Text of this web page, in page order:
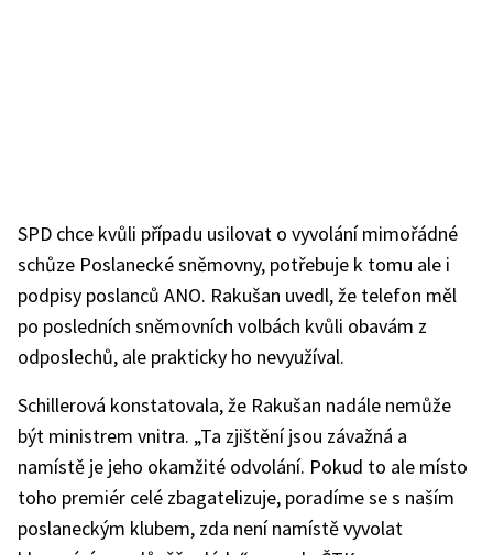
SPD chce kvůli případu usilovat o vyvolání mimořádné
schůze Poslanecké sněmovny, potřebuje k tomu ale i
podpisy poslanců ANO. Rakušan uvedl, že telefon měl
po posledních sněmovních volbách kvůli obavám z
odposlechů, ale prakticky ho nevyužíval.
Schillerová konstatovala, že Rakušan nadále nemůže
být ministrem vnitra. „Ta zjištění jsou závažná a
namístě je jeho okamžité odvolání. Pokud to ale místo
toho premiér celé zbagatelizuje, poradíme se s naším
poslaneckým klubem, zda není namístě vyvolat